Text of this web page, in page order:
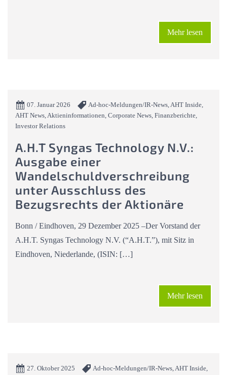
Mehr lesen
07. Januar 2026
Ad-hoc-Meldungen/IR-News, AHT Inside,
AHT News, Aktieninformationen, Corporate News, Finanzberichte,
Investor Relations
A.H.T Syngas Technology N.V.:
Ausgabe einer
Wandelschuldverschreibung
unter Ausschluss des
Bezugsrechts der Aktionäre
Bonn / Eindhoven, 29 Dezember 2025 –Der Vorstand der
A.H.T. Syngas Technology N.V. (“A.H.T.”), mit Sitz in
Eindhoven, Niederlande, (ISIN: […]
Mehr lesen
27. Oktober 2025
Ad-hoc-Meldungen/IR-News, AHT Inside,